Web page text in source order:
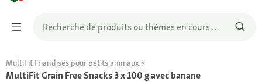
MultiFit Friandises pour petits animaux
MultiFit Grain Free Snacks 3 x 100 g avec banane